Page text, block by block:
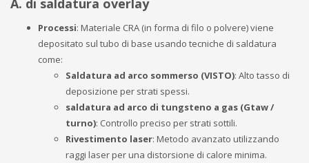
Processi: Materiale CRA (in forma di filo o polvere) viene
depositato sul tubo di base usando tecniche di saldatura
come:
Saldatura ad arco sommerso (VISTO): Alto tasso di
deposizione per strati spessi.
saldatura ad arco di tungsteno a gas (Gtaw /
turno): Controllo preciso per strati sottili.
Rivestimento laser: Metodo avanzato utilizzando
raggi laser per una distorsione di calore minima.